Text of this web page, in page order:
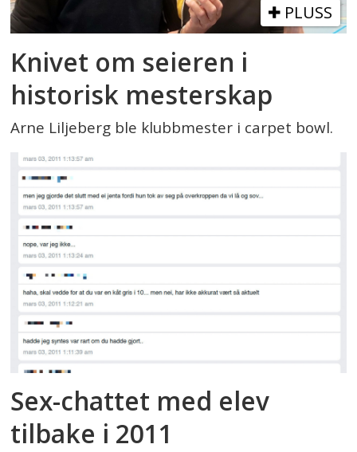
PLUSS
Knivet om seieren i
historisk mesterskap
Arne Liljeberg ble klubbmester i carpet bowl.
Sex-chattet med elev
tilbake i 2011